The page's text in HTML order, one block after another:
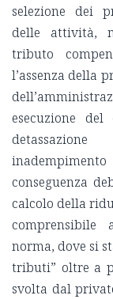
selezione dei
delle attività,
tributo
l’assenza della
esecuzione
conseguenza
calcolo della
comprensibile
norma, dove si
tributi” oltre a
svolta dal